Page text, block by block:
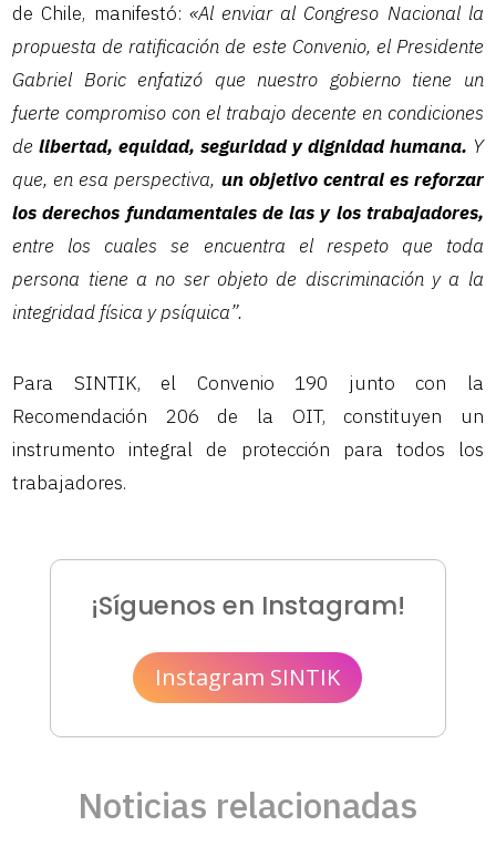
de Chile, manifestó: «Al enviar al Congreso Nacional la
propuesta de ratificación de este Convenio, el Presidente
Gabriel Boric enfatizó que nuestro gobierno tiene un
fuerte compromiso con el trabajo decente en condiciones
delibertad, equidad, seguridad y dignidad humana. Y
que, en esa perspectiva, un objetivo central es reforzar
los derechos fundamentales de las y los trabajadores,
entre los cuales se encuentra el respeto que toda
persona tiene a no ser objeto de discriminación y a la
integridad física y psíquica”.
Para SINTIK, el Convenio 190 junto con la
Recomendación 206 de la OIT, constituyen un
instrumento integral de protección para todos los
trabajadores.
¡Síguenos en Instagram!
Instagram SINTIK
Noticias relacionadas